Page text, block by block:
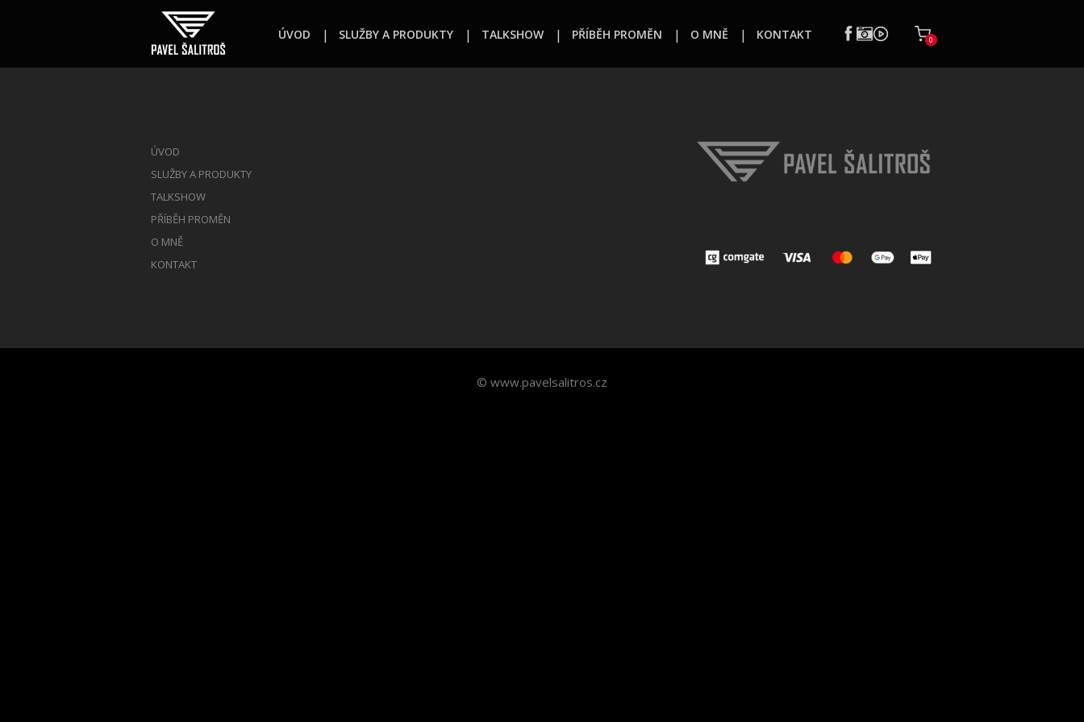
ÚVOD SLUŽBY A PRODUKTY TALKSHOW PŘÍBĚH PROMĚN O MNĚ KONTAKT 0
ÚVOD
SLUŽBY A PRODUKTY
TALKSHOW
PŘÍBĚH PROMĚN
O MNĚ
KONTAKT
© www.pavelsalitros.cz